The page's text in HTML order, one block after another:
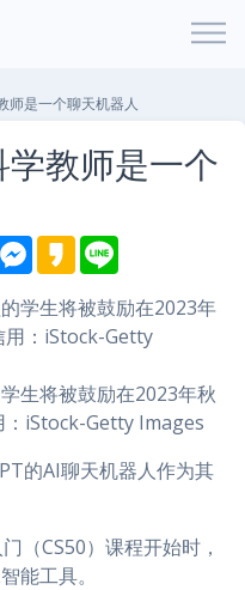
师是一个聊天机器人
教师是一个
M
e
s
e
n
r
K
a
a
o
e
生将被鼓励在2023年秋
：iStock-Getty Images
的AI聊天机器人作为其
（CS50）课程开始时，
能工具。